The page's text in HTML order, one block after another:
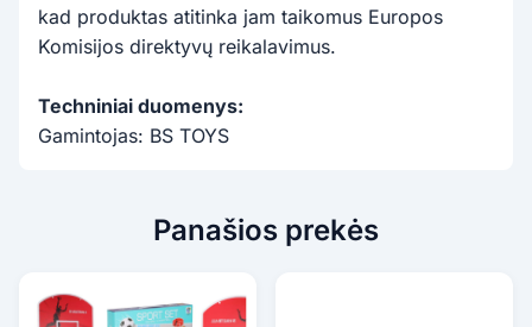
kad produktas atitinka jam taikomus Europos
Komisijos direktyvų reikalavimus.
Techniniai duomenys:
Gamintojas: BS TOYS
Panašios prekės